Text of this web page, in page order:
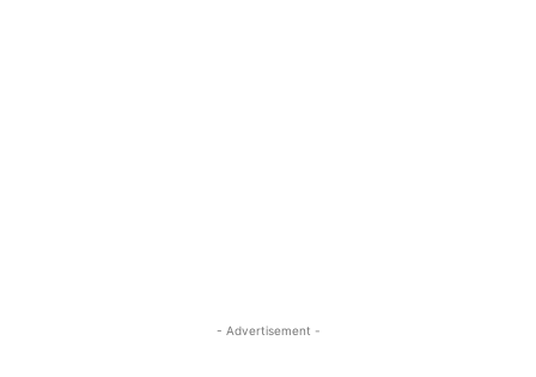
- Advertisement -